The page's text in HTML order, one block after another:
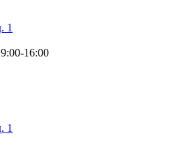
1
16:00
1